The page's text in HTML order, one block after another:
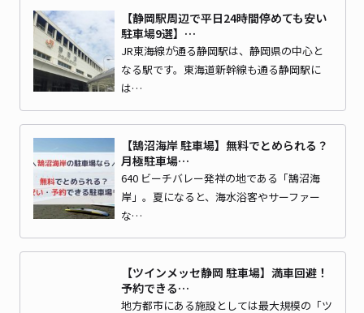
【静岡駅周辺で平日24時間停めても安い
駐車場9選】…
JR東海線が通る静岡駅は、静岡県の中心と
なる駅です。東海道新幹線も通る静岡駅に
は…
【鵠沼海岸 駐車場】無料でとめられる？
月極駐車場…
640 ビーチバレー発祥の地である「鵠沼海
岸」。夏になると、海水浴客やサーファー
な…
【ツインメッセ静岡 駐車場】満車回避！
予約できる…
地方都市にある施設としては最大規模の「ツ